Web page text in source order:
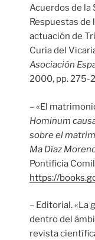
Acuerdos de la
Respuestas
actuación de
Curia del
Asociación
2000, pp. 275-
– «El
Hominum
sobre el
Ma Díaz
Pontificia
https://
– Editorial. «La
dentro del
revista